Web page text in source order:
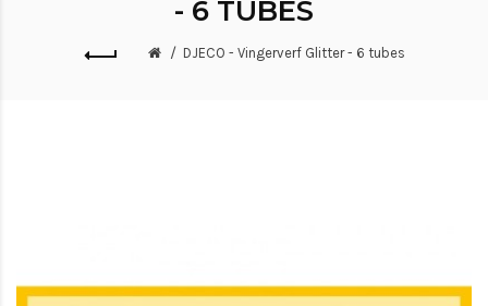
- 6 TUBES
DJECO - Vingerverf Glitter - 6 tubes